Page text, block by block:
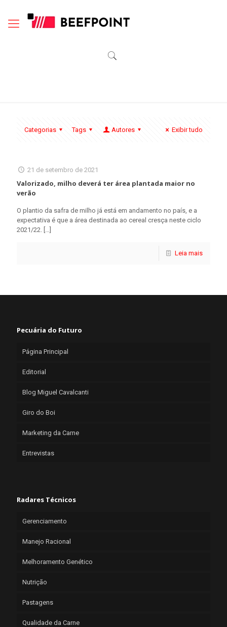
Categorias Tags Autores Exibir tudo
21 de setembro de 2021
Valorizado, milho deverá ter área plantada maior no
verão
O plantio da safra de milho já está em andamento no país, e a
expectativa é que a área destinada ao cereal cresça neste ciclo
2021/22. […]
Leia mais
Pecuária do Futuro
Página Principal
Editorial
Blog Miguel Cavalcanti
Giro do Boi
Marketing da Carne
Entrevistas
Radares Técnicos
Gerenciamento
Manejo Racional
Melhoramento Genético
Nutrição
Pastagens
Qualidade da Carne